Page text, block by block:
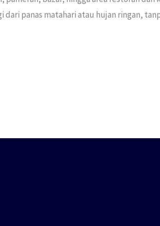
panas matahari atau hujan ringan,